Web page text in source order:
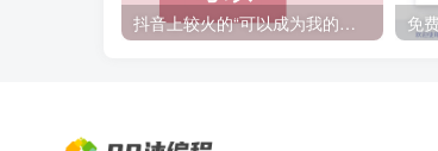
抖音上较火的“可以成为我的恋人吗”HTML源码